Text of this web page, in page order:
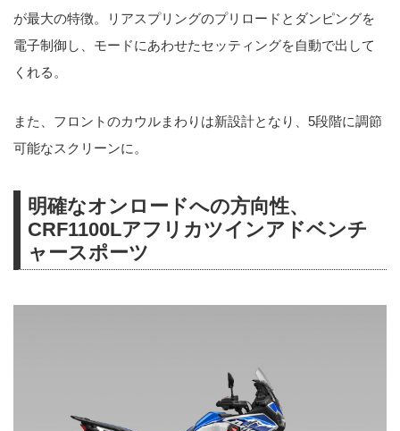
が最大の特徴。リアスプリングのプリロードとダンピングを
電子制御し、モードにあわせたセッティングを自動で出して
くれる。
また、フロントのカウルまわりは新設計となり、5段階に調節
可能なスクリーンに。
明確なオンロードへの方向性、
CRF1100Lアフリカツインアドベンチ
ャースポーツ